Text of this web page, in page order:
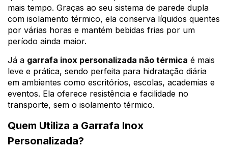
mais tempo. Graças ao seu sistema de parede dupla
com isolamento térmico, ela conserva líquidos quentes
por várias horas e mantém bebidas frias por um
período ainda maior.
Já a garrafa inox personalizada não térmica é mais
leve e prática, sendo perfeita para hidratação diária
em ambientes como escritórios, escolas, academias e
eventos. Ela oferece resistência e facilidade no
transporte, sem o isolamento térmico.
Quem Utiliza a Garrafa Inox
Personalizada?